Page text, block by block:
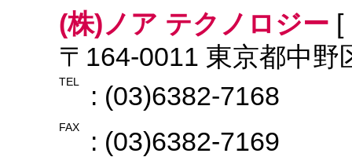
(株)ノア テクノロジー [
〒164-0011 東京都中野
TEL : (03)6382-7168
FAX : (03)6382-7169